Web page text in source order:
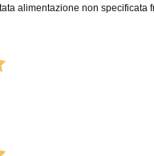
alimentazione non specificata